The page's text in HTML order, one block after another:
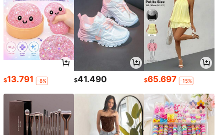
$13.791 -8% $41.490 $65.697 -15%